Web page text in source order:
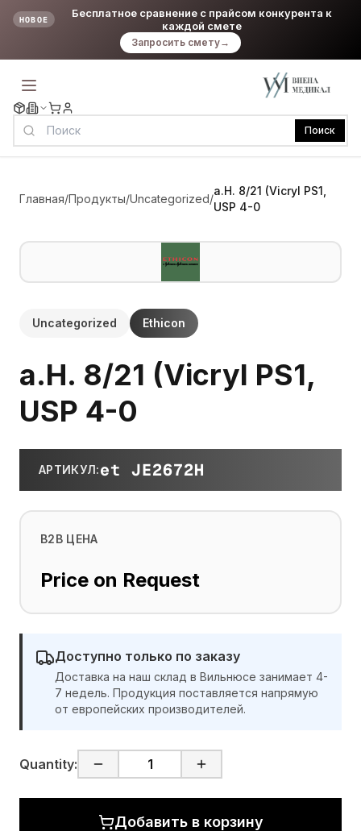
НОВОЕ
Бесплатное сравнение с прайсом конкурента к
каждой смете
Запросить смету→
Поиск
Главная/Продукты/Uncategorized/
a.H. 8/21 (Vicryl PS1,
USP 4-0
Uncategorized Ethicon
a.H. 8/21 (Vicryl PS1,
USP 4-0
АРТИКУЛ:et JE2672H
B2B ЦЕНА
Price on Request
Доступно только по заказу
Доставка на наш склад в Вильнюсе занимает 4-
7 недель. Продукция поставляется напрямую
от европейских производителей.
Quantity:
Добавить в корзину